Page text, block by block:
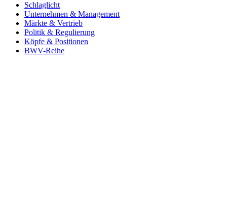
Schlaglicht
Unternehmen & Management
Märkte & Vertrieb
Politik & Regulierung
Köpfe & Positionen
BWV-Reihe